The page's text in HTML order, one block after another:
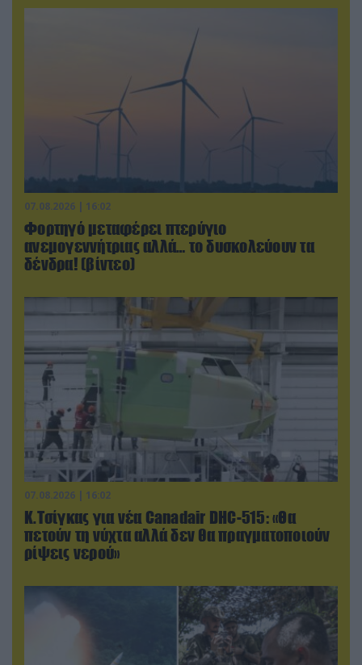
07.08.2026 | 16:02
Φορτηγό μεταφέρει πτερύγιο
ανεμογεννήτριας αλλά… το δυσκολεύουν τα
δένδρα! (βίντεο)
07.08.2026 | 16:02
Κ.Τσίγκας για νέα Canadair DHC-515: «Θα
πετούν τη νύχτα αλλά δεν θα πραγματοποιούν
ρίψεις νερού»